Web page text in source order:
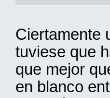
Ciertamente
tuviese que
que mejor
en blanco